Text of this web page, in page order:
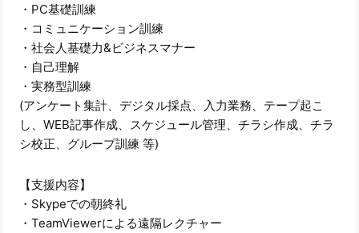
・PC基礎訓練
・コミュニケーション訓練
・社会人基礎力&ビジネスマナー
・自己理解
・実務型訓練
(アンケート集計、デジタル採点、入力業務、テープ起こ
し、WEB記事作成、スケジュール管理、チラシ作成、チラ
シ校正、グループ訓練 等)
【支援内容】
・Skypeでの朝終礼
・TeamViewerによる遠隔レクチャー